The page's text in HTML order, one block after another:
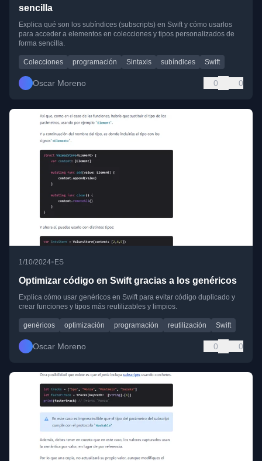
sencilla
Explica qué son los subíndices (subscripts) en Swift y cómo usarlos
para acceder a elementos en colecciones y tipos personalizados de
forma sencilla.
Colecciones programación Sintaxis subíndices Swift
Oscar Moreno 0 0
1/10/2024• ES
Optimizar código en Swift gracias a los genéricos
Explica cómo usar genéricos en Swift para evitar código duplicado y
crear funciones y tipos más reutilizables y limpios.
genéricos optimización programación reutilización Swift
Oscar Moreno 0 0